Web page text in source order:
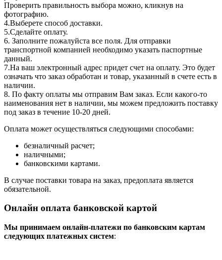
Проверить правильность выбора можно, кликнув на
фотографию.
4.Выберете способ доставки.
5.Сделайте оплату.
6. Заполните пожалуйста все поля. Для отправки
транспортной компанией необходимо указать паспортные
данный.
7.На ваш электронный адрес придет счет на оплату. Это будет
означать что заказ обработан и товар, указанный в счете есть в
наличии.
8. По факту оплаты мы отправим Вам заказ. Если какого-то
наименования нет в наличии, мы можем предложить поставку
под заказ в течение 10-20 дней.
Оплата может осуществляться следующими способами:
безналичный расчет;
наличными;
банковскими картами.
В случае поставки товара на заказ, предоплата является
обязательной.
Онлайн оплата банковской картой
Мы принимаем онлайн-платежи по банковским картам
cледующих платежных систем: